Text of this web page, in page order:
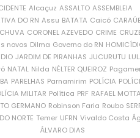
Alcaçuz ASSALTO ASSEMBLEIA
DO RN Assu BATATA Caicó
CORONEL AZEVEDO CRIME
novos Dilma Governo do RN
JARDIM DE PIRANHAS JUCURUTU
NATAL Nilda NÉLTER QUEIROZ
PARELHAS Parnamirim POLÍCIA
MILITAR Política PRF RAFAEL MOTTA
GERMANO Robinson Faria Roubo
NORTE Temer UFRN Vivaldo Costa
ÁLVARO DIAS